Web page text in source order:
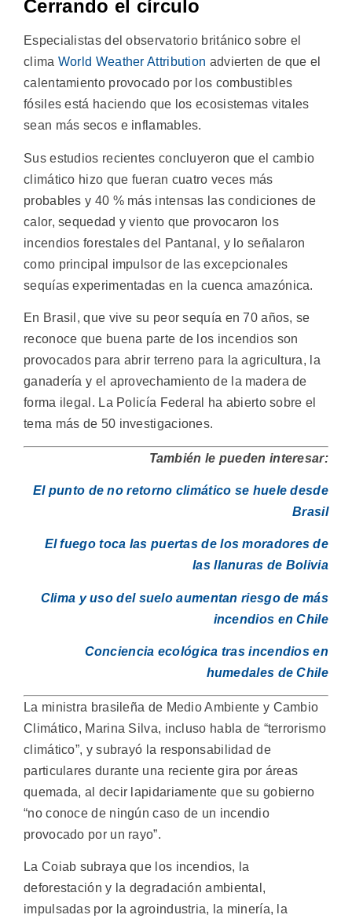
Cerrando el círculo
Especialistas del observatorio británico sobre el
clima World Weather Attribution advierten de que el
calentamiento provocado por los combustibles
fósiles está haciendo que los ecosistemas vitales
sean más secos e inflamables.
Sus estudios recientes concluyeron que el cambio
climático hizo que fueran cuatro veces más
probables y 40 % más intensas las condiciones de
calor, sequedad y viento que provocaron los
incendios forestales del Pantanal, y lo señalaron
como principal impulsor de las excepcionales
sequías experimentadas en la cuenca amazónica.
En Brasil, que vive su peor sequía en 70 años, se
reconoce que buena parte de los incendios son
provocados para abrir terreno para la agricultura, la
ganadería y el aprovechamiento de la madera de
forma ilegal. La Policía Federal ha abierto sobre el
tema más de 50 investigaciones.
También le pueden interesar:
El punto de no retorno climático se huele desde
Brasil
El fuego toca las puertas de los moradores de
las llanuras de Bolivia
Clima y uso del suelo aumentan riesgo de más
incendios en Chile
Conciencia ecológica tras incendios en
humedales de Chile
La ministra brasileña de Medio Ambiente y Cambio
Climático, Marina Silva, incluso habla de “terrorismo
climático”, y subrayó la responsabilidad de
particulares durante una reciente gira por áreas
quemada, al decir lapidariamente que su gobierno
“no conoce de ningún caso de un incendio
provocado por un rayo”.
La Coiab subraya que los incendios, la
deforestación y la degradación ambiental,
impulsadas por la agroindustria, la minería, la